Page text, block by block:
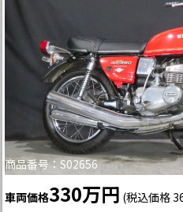
商品番号：S02656
車両価格330万円 (税込価格